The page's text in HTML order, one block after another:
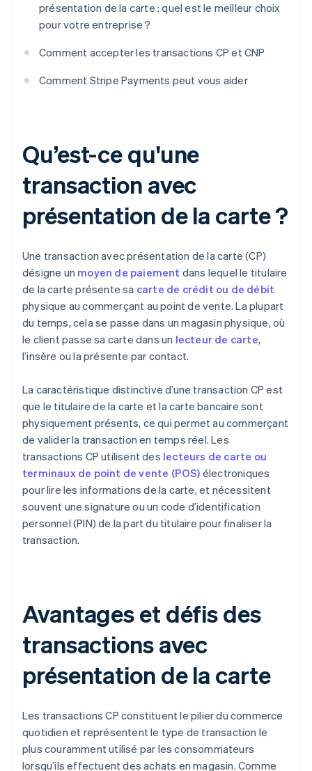
présentation de la carte : quel est le meilleur choix
pour votre entreprise ?
Comment accepter les transactions CP et CNP
Comment Stripe Payments peut vous aider
Qu’est-ce qu'une
transaction avec
présentation de la carte ?
Une transaction avec présentation de la carte (CP)
désigne un moyen de paiement dans lequel le titulaire
de la carte présente sa carte de crédit ou de débit
physique au commerçant au point de vente. La plupart
du temps, cela se passe dans un magasin physique, où
le client passe sa carte dans un lecteur de carte,
l’insère ou la présente par contact.
La caractéristique distinctive d’une transaction CP est
que le titulaire de la carte et la carte bancaire sont
physiquement présents, ce qui permet au commerçant
de valider la transaction en temps réel. Les
transactions CP utilisent des lecteurs de carte ou
terminaux de point de vente (POS) électroniques
pour lire les informations de la carte, et nécessitent
souvent une signature ou un code d’identification
personnel (PIN) de la part du titulaire pour finaliser la
transaction.
Avantages et défis des
transactions avec
présentation de la carte
Les transactions CP constituent le pilier du commerce
quotidien et représentent le type de transaction le
plus couramment utilisé par les consommateurs
lorsqu’ils effectuent des achats en magasin. Comme